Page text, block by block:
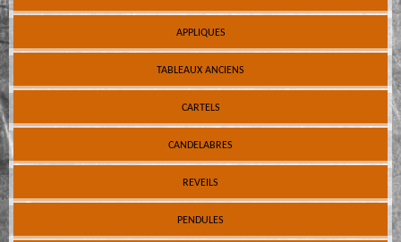
APPLIQUES
TABLEAUX ANCIENS
CARTELS
CANDELABRES
REVEILS
PENDULES